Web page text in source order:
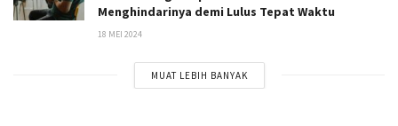
Menghindarinya demi Lulus Tepat Waktu
18 MEI 2024
MUAT LEBIH BANYAK